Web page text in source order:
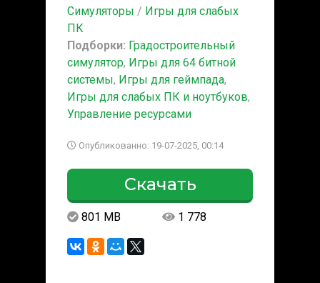
Симуляторы / Игры для слабых
ПК
Подборки: Градостроительный
симулятор, Игры для 64 битной
системы, Игры для геймпада,
Игры для слабых ПК и ноутбуков,
Управление ресурсами
Опубликованно: 19-07-2025, 00:14
Скачать
801 MB 1 778